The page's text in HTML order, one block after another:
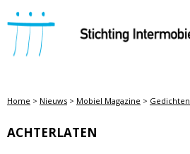
STICHTING INTERMOBIEL
Home > Nieuws > Mobiel Magazine > Gedichten
ACHTERLATEN